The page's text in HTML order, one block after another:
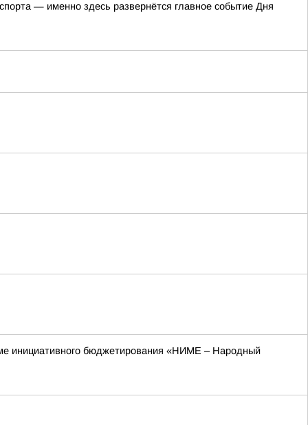
— именно здесь развернётся главное событие Дня
инициативного бюджетирования «НИМЕ – Народный